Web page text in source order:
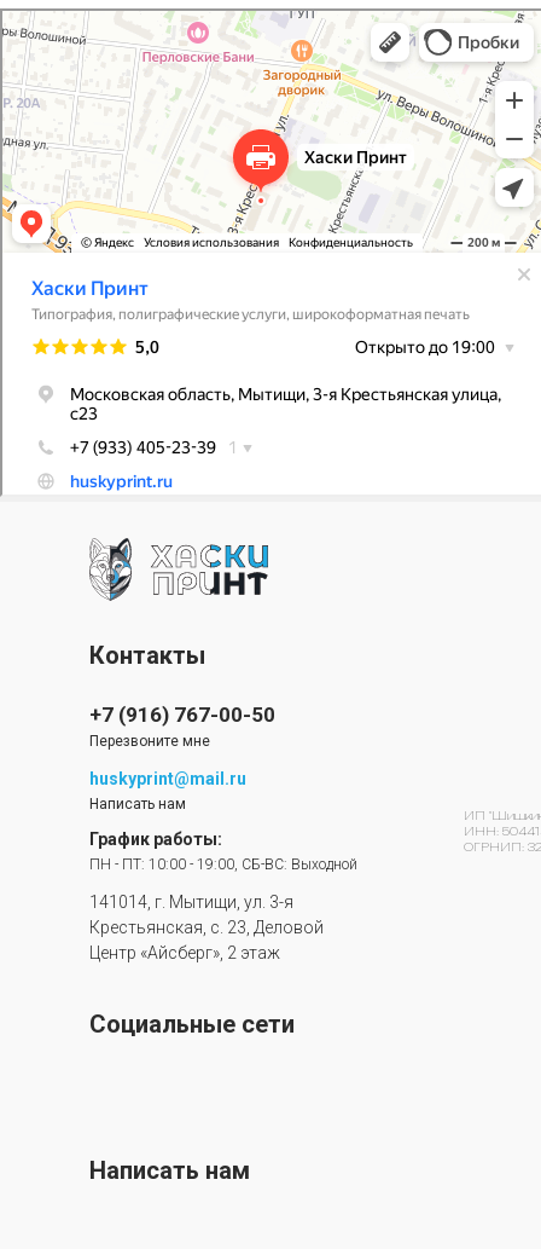
Хаски Принт
Типография в Мытищах
Полиграфические услуги в Мытищах
141014, г. Мытищи, ул. 3-я
Крестьянская, с. 23, Деловой
Центр «Айсберг», 2 этаж
ПН - ПТ: 10:00 - 19:00, СБ-ВС: Выходной
График работы:
Написать нам
huskyprint@mail.ru
Перезвоните мне
+7 (916) 767-00-50
Контакты
Написать нам
Социальные сети
ИП
ИНН:
ОГРНИП: